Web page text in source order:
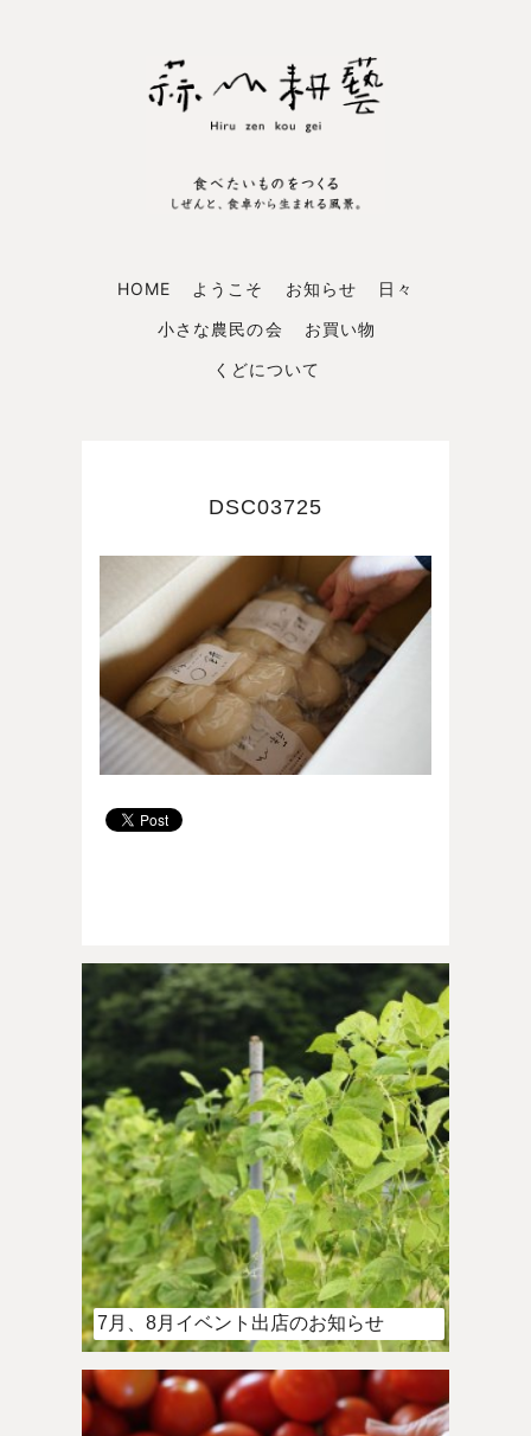
HOME ようこそ お知らせ
日々
小さな農民の会
お買い物
くどについて
DSC03725
7月、8月イベント出店のお知らせ